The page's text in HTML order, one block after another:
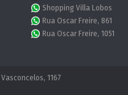
Shopping Villa Lobos
Rua Oscar Freire, 861
Rua Oscar Freire, 1051
1167